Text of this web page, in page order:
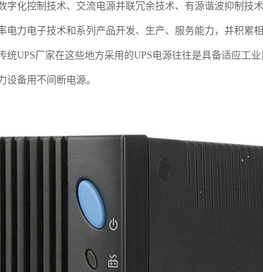
字化控制技术、交流电源并联冗余技术、有源谐波抑制技
电力电子技术和系列产品开发、生产、服务能力，并积累
统UPS厂家在这些地方采用的UPS电源往往是具备适应工
设备用不间断电源。